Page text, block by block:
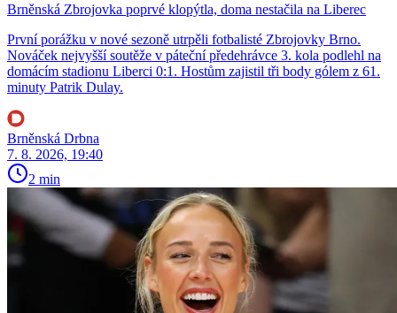
Brněnská Zbrojovka poprvé klopýtla, doma nestačila na Liberec
První porážku v nové sezoně utrpěli fotbalisté Zbrojovky Brno.
Nováček nejvyšší soutěže v páteční předehrávce 3. kola podlehl na
domácím stadionu Liberci 0:1. Hostům zajistil tři body gólem z 61.
minuty Patrik Dulay.
Brněnská Drbna
7. 8. 2026, 19:40
2 min